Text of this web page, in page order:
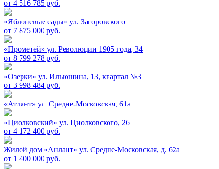
от 4 516 785 руб.
«Яблоневые сады» ул. Загоровского
от 7 875 000 руб.
«Прометей» ул. Революции 1905 года, 34
от 8 799 278 руб.
«Озерки» ул. Ильюшина, 13, квартал №3
от 3 998 484 руб.
«Атлант» ул. Средне-Московская, 61а
«Циолковский» ул. Циолковского, 26
от 4 172 400 руб.
Жилой дом «Анлант» ул. Средне-Московская, д. 62а
от 1 400 000 руб.